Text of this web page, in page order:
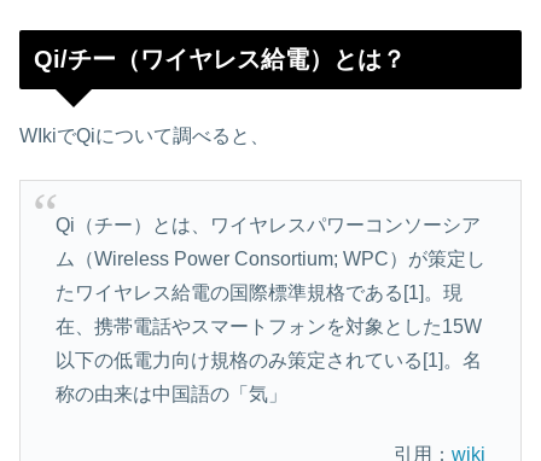
Qi/チー（ワイヤレス給電）とは？
WIkiでQiについて調べると、
Qi（チー）とは、ワイヤレスパワーコンソーシア
ム（Wireless Power Consortium; WPC）が策定し
たワイヤレス給電の国際標準規格である[1]。現
在、携帯電話やスマートフォンを対象とした15W
以下の低電力向け規格のみ策定されている[1]。名
称の由来は中国語の「気」
引用：wiki